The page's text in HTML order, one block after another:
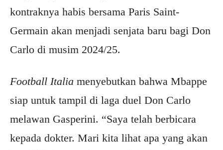
kontraknya habis bersama Paris Saint-
Germain akan menjadi senjata baru bagi Don
Carlo di musim 2024/25.
Football Italia menyebutkan bahwa Mbappe
siap untuk tampil di laga duel Don Carlo
melawan Gasperini. “Saya telah berbicara
kepada dokter. Mari kita lihat apa yang akan